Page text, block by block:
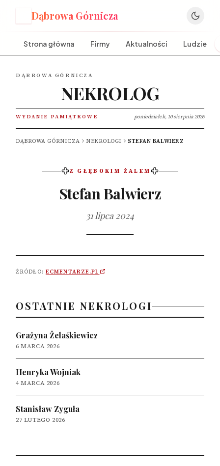
Dąbrowa Górnicza
Strona główna Firmy Aktualności Ludzie
DĄBROWA GÓRNICZA
NEKROLOG
WYDANIE PAMIĄTKOWE poniedziałek, 10 sierpnia 2026
DĄBROWA GÓRNICZA NEKROLOGI STEFAN BALWIERZ
Z GŁĘBOKIM ŻALEM
Stefan Balwierz
31 lipca 2024
ŹRÓDŁO: ECMENTARZE.PL
OSTATNIE NEKROLOGI
Grażyna Żelaśkiewicz
6 MARCA 2026
Henryka Wojniak
4 MARCA 2026
Stanisław Zyguła
27 LUTEGO 2026